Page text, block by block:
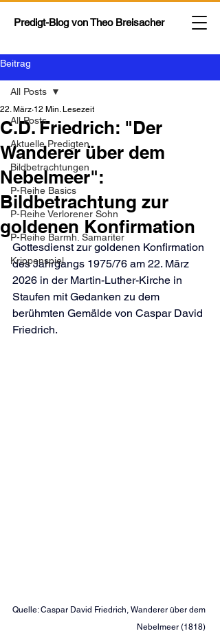
Predigt-Blog vonTheo Breisacher
Beitrag
All Posts
Aktuelle Predigten
Bildbetrachtungen
P-Reihe Basics
P-Reihe Verlorener Sohn
P-Reihe Barmh. Samariter
Krippenspiel
All Posts
C.D. Friedrich: "Der
Wanderer über dem
Nebelmeer":
Bildbetrachtung zur
goldenen Konfirmation
22. März 12 Min. Lesezeit
Gottesdienst zur goldenen Konfirmation
des Jahrgangs 1975/76 am 22. März
2026 in der Martin-Luther-Kirche in
Staufen mit Gedanken zu dem
berühmten Gemälde von Caspar David
Friedrich.
Quelle: Caspar David Friedrich, Wanderer über dem
Nebelmeer (1818)